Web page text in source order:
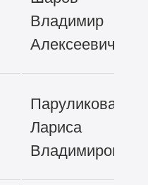
Владимир
Алексеевич
Паруликова
Лариса
Владимировна